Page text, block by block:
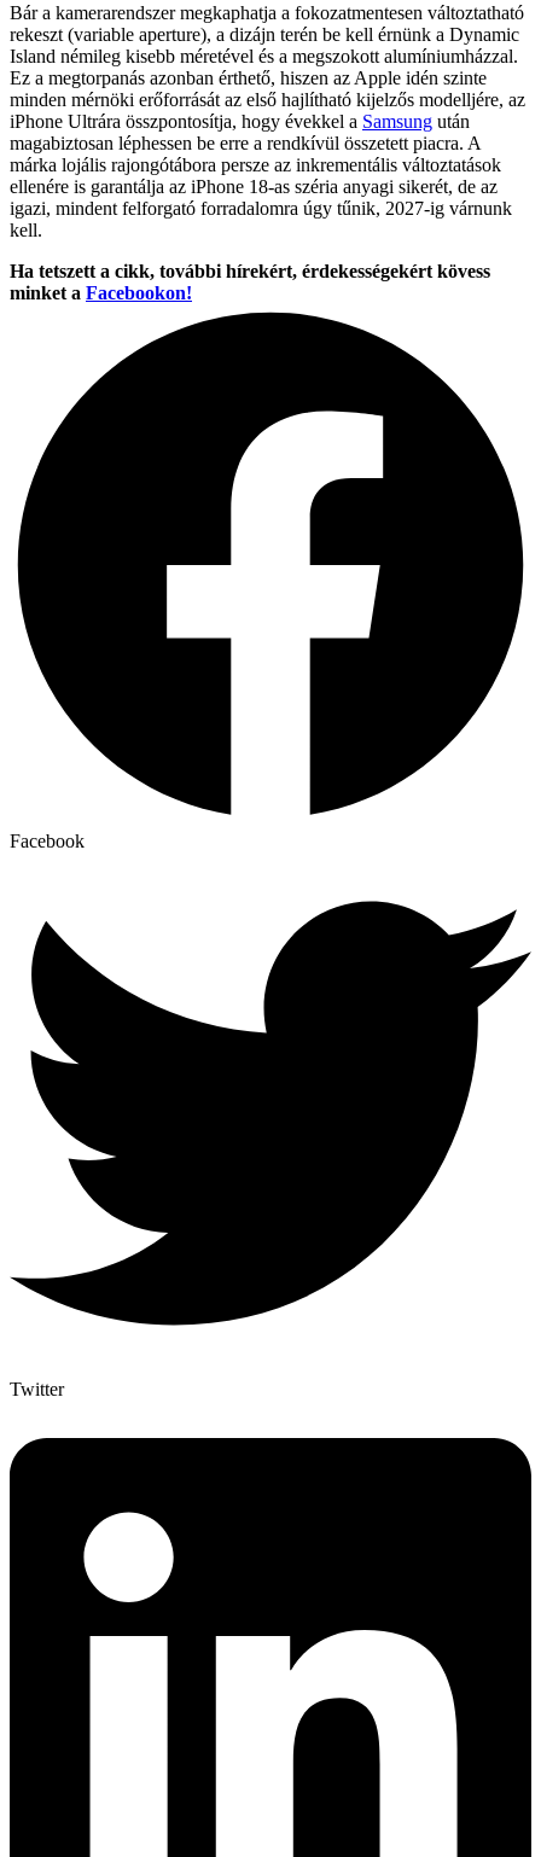
Bár a kamerarendszer megkaphatja a fokozatmentesen változtatható
rekeszt (variable aperture), a dizájn terén be kell érnünk a Dynamic
Island némileg kisebb méretével és a megszokott alumíniumházzal.
Ez a megtorpanás azonban érthető, hiszen az Apple idén szinte
minden mérnöki erőforrását az első hajlítható kijelzős modelljére, az
iPhone Ultrára összpontosítja, hogy évekkel a Samsung után
magabiztosan léphessen be erre a rendkívül összetett piacra. A
márka lojális rajongótábora persze az inkrementális változtatások
ellenére is garantálja az iPhone 18-as széria anyagi sikerét, de az
igazi, mindent felforgató forradalomra úgy tűnik, 2027-ig várnunk
kell.
Ha tetszett a cikk, további hírekért, érdekességekért kövess
minket a Facebookon!
Facebook
Twitter